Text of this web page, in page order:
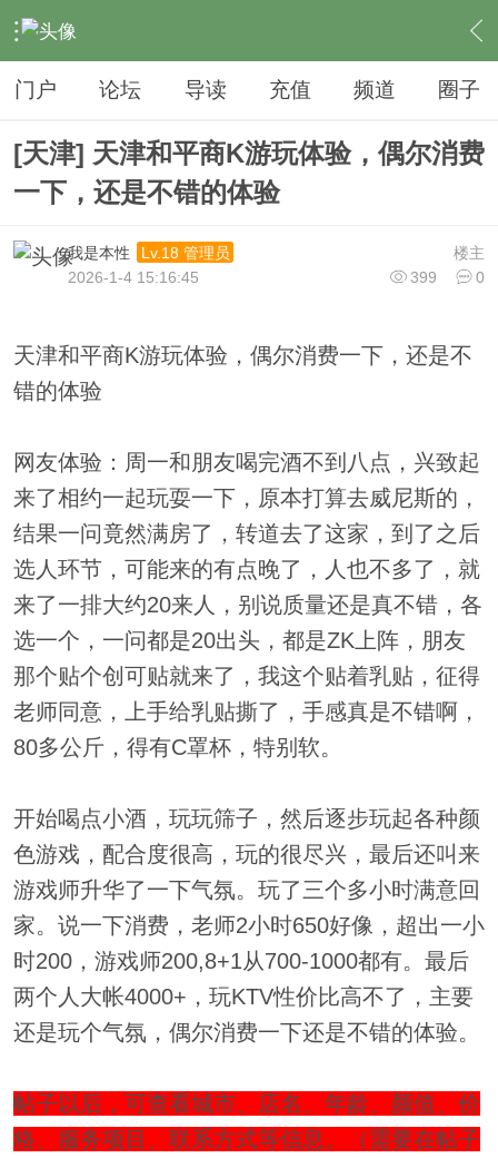
› 夜生活 › KTV › 内容
门户 论坛 导读 充值 频道 圈子
[天津] 天津和平商K游玩体验，偶尔消费
一下，还是不错的体验
楼主
我是本性
Lv.18 管理员
399
0
2026-1-4 15:16:45
天津和平商K游玩体验，偶尔消费一下，还是不
错的体验
网友体验：周一和朋友喝完酒不到八点，兴致起
来了相约一起玩耍一下，原本打算去威尼斯的，
结果一问竟然满房了，转道去了这家，到了之后
选人环节，可能来的有点晚了，人也不多了，就
来了一排大约20来人，别说质量还是真不错，各
选一个，一问都是20出头，都是ZK上阵，朋友
那个贴个创可贴就来了，我这个贴着乳贴，征得
老师同意，上手给乳贴撕了，手感真是不错啊，
80多公斤，得有C罩杯，特别软。
开始喝点小酒，玩玩筛子，然后逐步玩起各种颜
色游戏，配合度很高，玩的很尽兴，最后还叫来
游戏师升华了一下气氛。玩了三个多小时满意回
家。说一下消费，老师2小时650好像，超出一小
时200，游戏师200,8+1从700-1000都有。最后
两个人大帐4000+，玩KTV性价比高不了，主要
还是玩个气氛，偶尔消费一下还是不错的体验。
帖子以后，可查看城市、店名、年龄、颜值、价
格、服务项目、联系方式等信息。（需要在帖子